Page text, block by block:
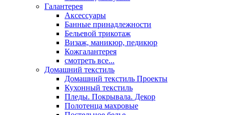
Галантерея
Аксессуары
Банные принадлежности
Бельевой трикотаж
Визаж, маникюр, педикюр
Кожгалантерея
смотреть все...
Домашний текстиль
Домашний текстиль Проекты
Кухонный текстиль
Пледы. Покрывала. Декор
Полотенца махровые